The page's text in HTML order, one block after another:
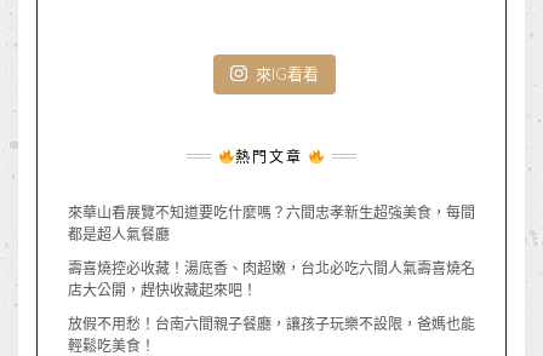
來IG看看
熱門文章
來華山看展覽不知道要吃什麼嗎？六間忠孝新生超強美食，每間
都是超人氣餐廳
壽喜燒控必收藏！湯底香、肉超嫩，台北必吃六間人氣壽喜燒名
店大公開，趕快收藏起來吧！
放假不用愁！台南六間親子餐廳，讓孩子玩樂不設限，爸媽也能
輕鬆吃美食！